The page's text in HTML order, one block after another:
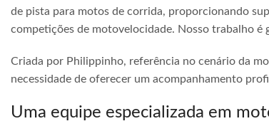
de pista para motos de corrida, proporcionando
competições de motovelocidade. Nosso trabalho é
Criada por Philippinho, referência no cenário da
necessidade de oferecer um acompanhamento
Uma equipe especializada em